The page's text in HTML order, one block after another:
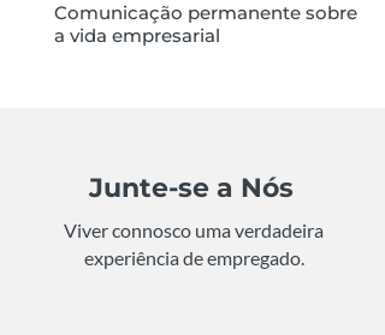
Comunicação permanente sobre
a vida empresarial
Junte-se a Nós
Viver connosco uma verdadeira
experiência de empregado.